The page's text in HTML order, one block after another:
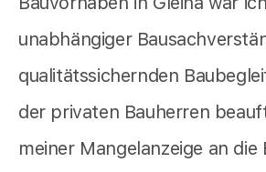
unabhängiger
qualitätssichernden
der privaten Bauherren
meiner Mangelanzeige an die